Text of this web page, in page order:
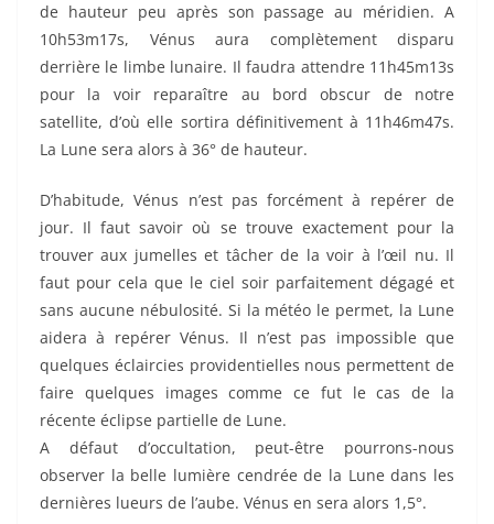
de hauteur peu après son passage au méridien. A
10h53m17s, Vénus aura complètement disparu
derrière le limbe lunaire. Il faudra attendre 11h45m13s
pour la voir reparaître au bord obscur de notre
satellite, d’où elle sortira définitivement à 11h46m47s.
La Lune sera alors à 36° de hauteur.
D’habitude, Vénus n’est pas forcément à repérer de
jour. Il faut savoir où se trouve exactement pour la
trouver aux jumelles et tâcher de la voir à l’œil nu. Il
faut pour cela que le ciel soir parfaitement dégagé et
sans aucune nébulosité. Si la météo le permet, la Lune
aidera à repérer Vénus. Il n’est pas impossible que
quelques éclaircies providentielles nous permettent de
faire quelques images comme ce fut le cas de la
récente éclipse partielle de Lune.
A défaut d’occultation, peut-être pourrons-nous
observer la belle lumière cendrée de la Lune dans les
dernières lueurs de l’aube. Vénus en sera alors 1,5°.